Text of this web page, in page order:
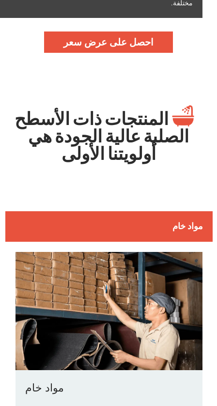
مختلفة.
احصل على عرض سعر
المنتجات ذات الأسطح
الصلبة عالية الجودة هي
أولويتنا الأولى
مواد خام
مواد خام